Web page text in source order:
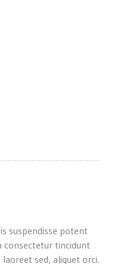
suspendisse potent
consectetur tincidunt
sed, aliquet orci.